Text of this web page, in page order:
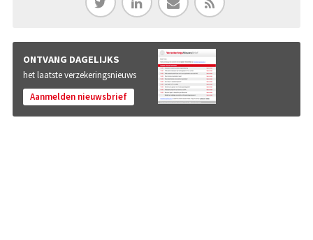
ONTVANG DAGELIJKS
het laatste verzekeringsnieuws
Aanmelden nieuwsbrief